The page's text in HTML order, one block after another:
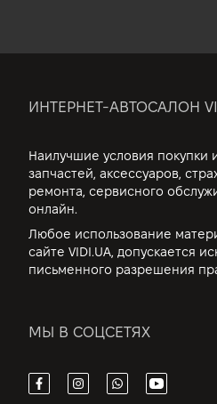
ИНТЕРНЕТ-АВТОСАЛОН
Наилучшие условия покупки
запчастей, аксессуаров,
ремонта, сервисного
онлайн.
Любое использование
сайте VIDI.UA, допускается
письменного разрешения
МЫ В СОЦСЕТЯХ